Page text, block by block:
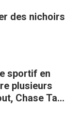
des nichoirs
sportif en
plusieurs
Chase Tag,